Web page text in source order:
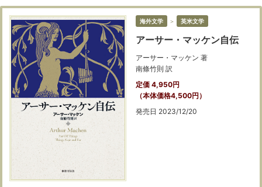
海外文学 ＞ 英米文学
アーサー・マッケン自伝
アーサー・マッケン 著
南條竹則 訳
定価 4,950円
（本体価格4,500円）
発売日 2023/12/20